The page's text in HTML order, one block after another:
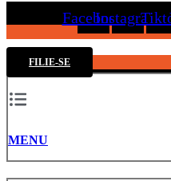
FacebookInstagram
FILIE-SE
MENU